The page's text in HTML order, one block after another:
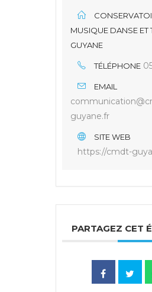
MUSIQUE DANSE ET
GUYANE
TÉLÉPHONE
EMAIL
guyane.fr
SITE WEB
https://cmdt-
PARTAGEZ CET